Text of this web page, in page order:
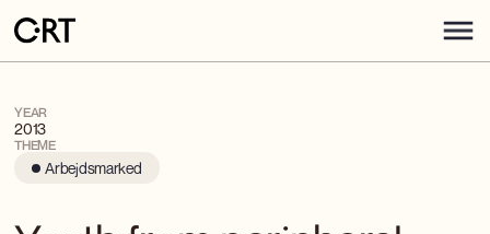
YEAR
2013
THEME
Arbejdsmarked